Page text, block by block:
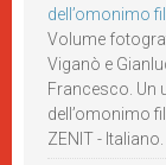
dell’omonimo
Volume
Viganò e
Francesco. Un
dell’omonimo
ZENIT - Italiano.